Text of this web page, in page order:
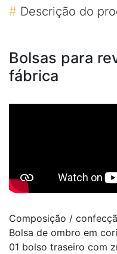
# Descrição do
Bolsas para
fábrica
Composição /
Bolsa de ombro em
01 bolso traseiro com